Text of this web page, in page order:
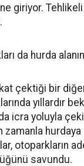
giriyor.
da hurda
çektiği bir
yıllardır
icra yoluyla
zamanla
otoparkların
savundu.